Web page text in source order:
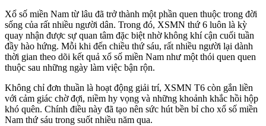
Xổ số miền Nam từ lâu đã trở thành một phần quen thuộc trong đời
sống của rất nhiều người dân. Trong đó, XSMN thứ 6 luôn là kỳ
quay nhận được sự quan tâm đặc biệt nhờ không khí cận cuối tuần
đầy hào hứng. Mỗi khi đến chiều thứ sáu, rất nhiều người lại dành
thời gian theo dõi kết quả xổ số miền Nam như một thói quen quen
thuộc sau những ngày làm việc bận rộn.
Không chỉ đơn thuần là hoạt động giải trí, XSMN T6 còn gắn liền
với cảm giác chờ đợi, niềm hy vọng và những khoảnh khắc hồi hộp
khó quên. Chính điều này đã tạo nên sức hút bền bỉ cho xổ số miền
Nam thứ sáu trong suốt nhiều năm qua.